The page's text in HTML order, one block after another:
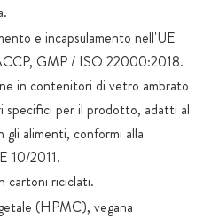
e incapsulamento nell'UE
GMP / ISO 22000:2018.
in contenitori di vetro ambrato
specifici per il prodotto, adatti al
alimenti, conformi alla
10/2011.
cartoni riciclati.
(HPMC), vegana